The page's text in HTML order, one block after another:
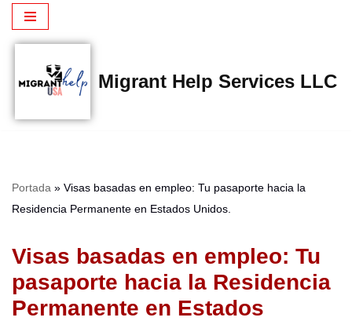
Saltar
contenido
Migrant Help Services LLC
Portada » Visas basadas en empleo: Tu pasaporte hacia la
Residencia Permanente en Estados Unidos.
Visas basadas en empleo: Tu
pasaporte hacia la Residencia
Permanente en Estados